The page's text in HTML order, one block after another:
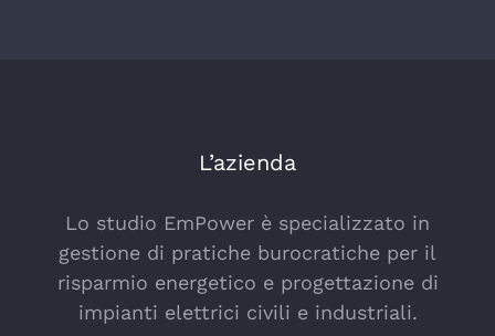
L’azienda
Lo studio EmPower è specializzato in
gestione di pratiche burocratiche per il
risparmio energetico e progettazione di
impianti elettrici civili e industriali.